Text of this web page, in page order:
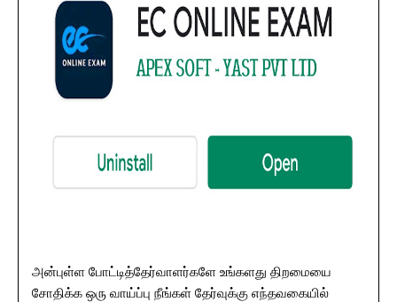
அன்புள்ள போட்டித்தேர்வாளர்களே உங்களது திறமையை
சோதிக்க ஒரு வாய்ப்பு நீங்கள் தேர்வுக்கு எந்தவகையில்